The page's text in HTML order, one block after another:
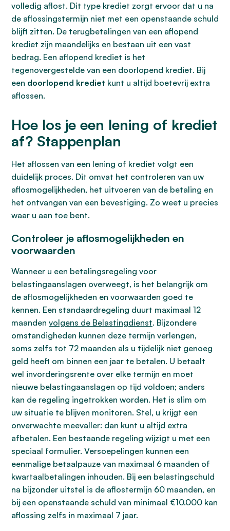
volledig aflost. Dit type krediet zorgt ervoor dat u na
de aflossingstermijn niet met een openstaande schuld
blijft zitten. De terugbetalingen van een aflopend
krediet zijn maandelijks en bestaan uit een vast
bedrag. Een aflopend krediet is het
tegenovergestelde van een doorlopend krediet. Bij
een doorlopend krediet kunt u altijd boetevrij extra
aflossen.
Hoe los je een lening of krediet
af? Stappenplan
Het aflossen van een lening of krediet volgt een
duidelijk proces. Dit omvat het controleren van uw
aflosmogelijkheden, het uitvoeren van de betaling en
het ontvangen van een bevestiging. Zo weet u precies
waar u aan toe bent.
Controleer je aflosmogelijkheden en
voorwaarden
Wanneer u een betalingsregeling voor
belastingaanslagen overweegt, is het belangrijk om
de aflosmogelijkheden en voorwaarden goed te
kennen. Een standaardregeling duurt maximaal 12
maanden volgens de Belastingdienst. Bijzondere
omstandigheden kunnen deze termijn verlengen,
soms zelfs tot 72 maanden als u tijdelijk niet genoeg
geld heeft om binnen een jaar te betalen. U betaalt
wel invorderingsrente over elke termijn en moet
nieuwe belastingaanslagen op tijd voldoen; anders
kan de regeling ingetrokken worden. Het is slim om
uw situatie te blijven monitoren. Stel, u krijgt een
onverwachte meevaller: dan kunt u altijd extra
afbetalen. Een bestaande regeling wijzigt u met een
speciaal formulier. Versoepelingen kunnen een
eenmalige betaalpauze van maximaal 6 maanden of
kwartaalbetalingen inhouden. Bij een belastingschuld
na bijzonder uitstel is de aflostermijn 60 maanden, en
bij een openstaande schuld van minimaal €10.000 kan
aflossing zelfs in maximaal 7 jaar.